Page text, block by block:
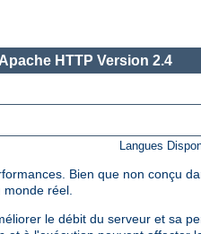
HTTP Version 2.4
Langues
Bien que non conçu
monde réel.
le débit du serveur et sa